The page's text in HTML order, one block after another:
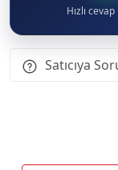
Hızlı
Satıcıya